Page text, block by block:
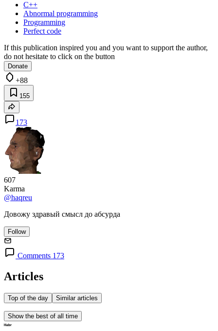
C++
Abnormal programming
Programming
Perfect code
If this publication inspired you and you want to support the author,
do not hesitate to click on the button
Donate
+88
155
173
607
Karma
@haqreu
Довожу здравый смысл до абсурда
Follow
Comments 173
Articles
Top of the day Similar articles
Show the best of all time